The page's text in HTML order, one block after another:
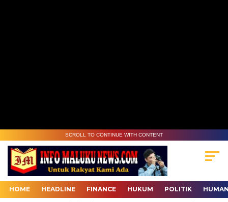
SCROLL TO CONTINUE WITH CONTENT
HOME HEADLINE FINANCE HUKUM POLITIK